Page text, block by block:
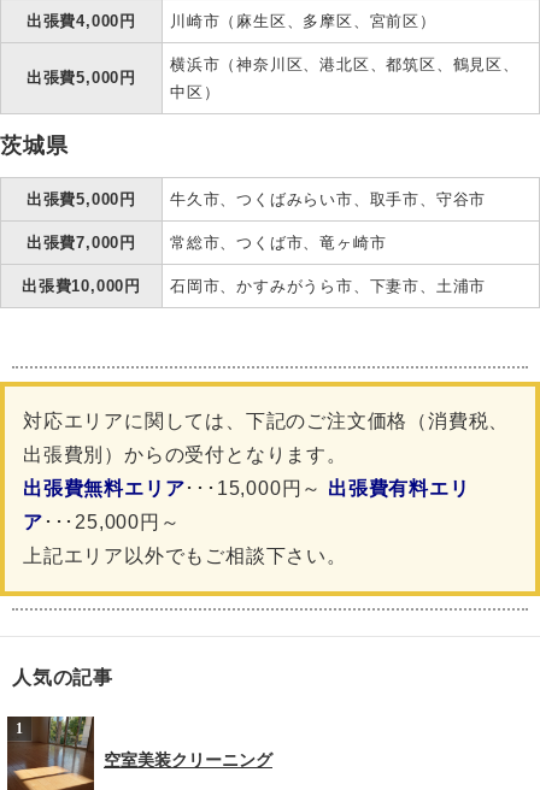
出張費4,000円 川崎市（麻生区、多摩区、宮前区）
出張費5,000円
横浜市（神奈川区、港北区、都筑区、鶴見区、
中区）
茨城県
出張費5,000円 牛久市、つくばみらい市、取手市、守谷市
出張費7,000円 常総市、つくば市、竜ヶ崎市
出張費10,000円 石岡市、かすみがうら市、下妻市、土浦市
対応エリアに関しては、下記のご注文価格（消費税、
出張費別）からの受付となります。
出張費無料エリア･･･15,000円～ 出張費有料エリ
ア ･･･25,000円～
上記エリア以外でもご相談下さい。
人気の記事
空室美装クリーニング